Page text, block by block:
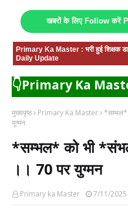
खबरों के लिए Follow करें
Primary Ka Master : भरी हुई शिक्षक
Daily Update
👇Primary Ka
मुख्यपृष्ठ Primary Ka Master *सम्भल*
युग्मन
*सम्भल* को भी
।। 70 पर युग्मन
Primary ka Master 7/11/2025